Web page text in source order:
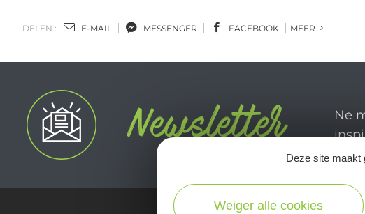
DELEN : E-MAIL MESSENGER FACEBOOK MEER
Ne
Deze site maakt
Weiger alle cookies